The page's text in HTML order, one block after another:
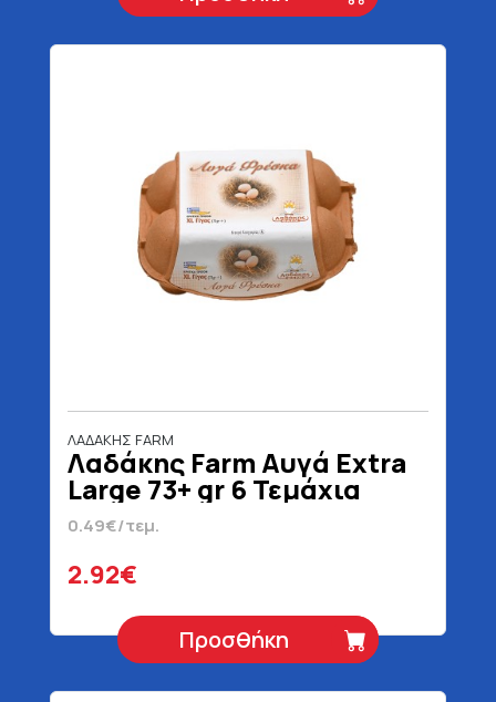
ΛΑΔΑΚΗΣ FARM
Λαδάκης Farm Αυγά Extra
Large 73+ gr 6 Τεμάχια
0.49€/τεμ.
2.92€
Προσθήκη